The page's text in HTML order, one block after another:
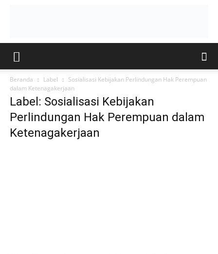
Beranda Label
Sosialisasi Kebijakan Perlindungan Hak Perempuan
dalam Ketenagakerjaan
Label: Sosialisasi Kebijakan
Perlindungan Hak Perempuan dalam
Ketenagakerjaan